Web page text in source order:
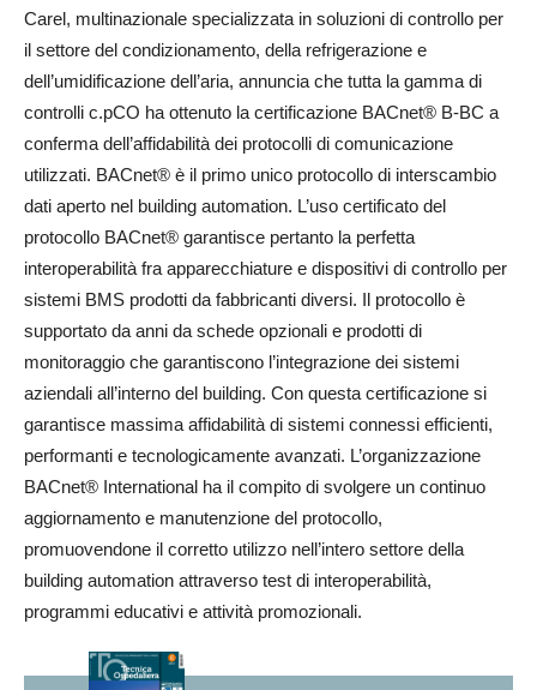
Carel, multinazionale specializzata in soluzioni di controllo per
il settore del condizionamento, della refrigerazione e
dell’umidificazione dell’aria, annuncia che tutta la gamma di
controlli c.pCO ha ottenuto la certificazione BACnet® B-BC a
conferma dell’affidabilità dei protocolli di comunicazione
utilizzati. BACnet® è il primo unico protocollo di interscambio
dati aperto nel building automation. L’uso certificato del
protocollo BACnet® garantisce pertanto la perfetta
interoperabilità fra apparecchiature e dispositivi di controllo per
sistemi BMS prodotti da fabbricanti diversi. Il protocollo è
supportato da anni da schede opzionali e prodotti di
monitoraggio che garantiscono l’integrazione dei sistemi
aziendali all’interno del building. Con questa certificazione si
garantisce massima affidabilità di sistemi connessi efficienti,
performanti e tecnologicamente avanzati. L’organizzazione
BACnet® International ha il compito di svolgere un continuo
aggiornamento e manutenzione del protocollo,
promuovendone il corretto utilizzo nell’intero settore della
building automation attraverso test di interoperabilità,
programmi educativi e attività promozionali.